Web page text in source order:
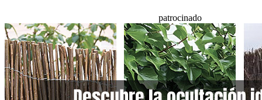
patrocinado